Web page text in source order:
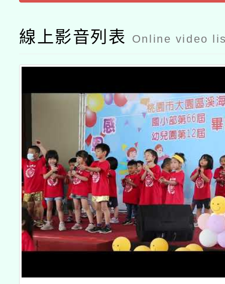
月28日止
用一案
人才庫實施計畫」一案
菸害防制實體解謎活動
線上影音列表 Online video